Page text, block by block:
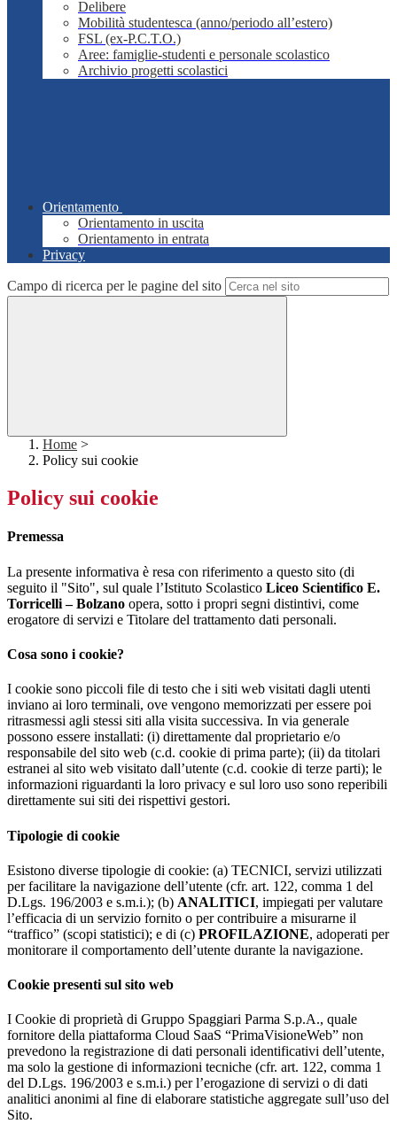
Delibere
Mobilità studentesca (anno/periodo all’estero)
FSL (ex-P.C.T.O.)
Aree: famiglie-studenti e personale scolastico
Archivio progetti scolastici
Orientamento
Orientamento in uscita
Orientamento in entrata
Privacy
Campo di ricerca per le pagine del sito
Home >
Policy sui cookie
Policy sui cookie
Premessa
La presente informativa è resa con riferimento a questo sito (di
seguito il "Sito", sul quale l’Istituto Scolastico Liceo Scientifico E.
Torricelli – Bolzano opera, sotto i propri segni distintivi, come
erogatore di servizi e Titolare del trattamento dati personali.
Cosa sono i cookie?
I cookie sono piccoli file di testo che i siti web visitati dagli utenti
inviano ai loro terminali, ove vengono memorizzati per essere poi
ritrasmessi agli stessi siti alla visita successiva. In via generale
possono essere installati: (i) direttamente dal proprietario e/o
responsabile del sito web (c.d. cookie di prima parte); (ii) da titolari
estranei al sito web visitato dall’utente (c.d. cookie di terze parti); le
informazioni riguardanti la loro privacy e sul loro uso sono reperibili
direttamente sui siti dei rispettivi gestori.
Tipologie di cookie
Esistono diverse tipologie di cookie: (a) TECNICI, servizi utilizzati
per facilitare la navigazione dell’utente (cfr. art. 122, comma 1 del
D.Lgs. 196/2003 e s.m.i.); (b) ANALITICI, impiegati per valutare
l’efficacia di un servizio fornito o per contribuire a misurarne il
“traffico” (scopi statistici); e di (c) PROFILAZIONE, adoperati per
monitorare il comportamento dell’utente durante la navigazione.
Cookie presenti sul sito web
I Cookie di proprietà di Gruppo Spaggiari Parma S.p.A., quale
fornitore della piattaforma Cloud SaaS “PrimaVisioneWeb” non
prevedono la registrazione di dati personali identificativi dell’utente,
ma solo la gestione di informazioni tecniche (cfr. art. 122, comma 1
del D.Lgs. 196/2003 e s.m.i.) per l’erogazione di servizi o di dati
analitici anonimi al fine di elaborare statistiche aggregate sull’uso del
Sito.